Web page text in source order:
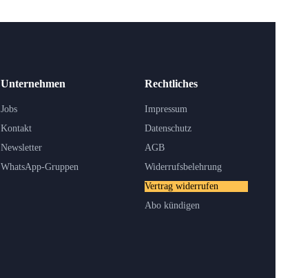
Unternehmen
Jobs
Kontakt
Newsletter
WhatsApp-Gruppen
Rechtliches
Impressum
Datenschutz
AGB
Widerrufsbelehrung
Vertrag widerrufen
Abo kündigen